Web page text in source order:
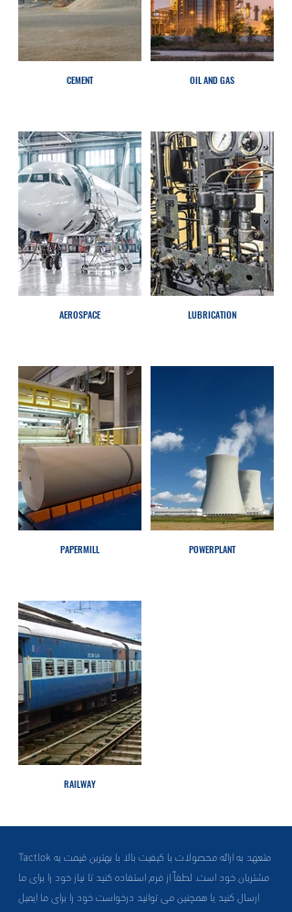
CEMENT OIL AND GAS
AEROSPACE LUBRICATION
PAPERMILL POWERPLANT
RAILWAY
Tactlok متعهد به ارائه محصولات با کیفیت بالا با بهترین قیمت به
مشتریان خود است. لطفاً از فرم استفاده کنید تا نیاز خود را برای ما
ارسال کنید یا همچنین می توانید درخواست خود را برای ما ایمیل